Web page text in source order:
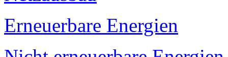
Erneuerbare Energien